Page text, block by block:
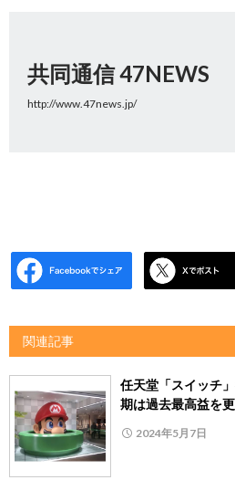
共同通信 47NEWS
http://www.47news.jp/
関連記事
任天堂「スイッチ
期は過去最高益を
2024年5月7日